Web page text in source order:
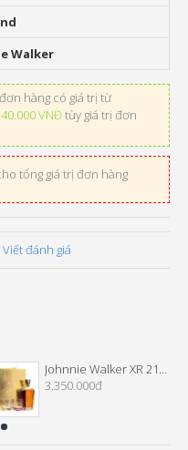
Walker
hàng có giá trị từ
40.000 VNĐtùy giá trị đơn
tổng giá trị đơn hàng
Viết đánh giá
Johnnie Walker XR 21 Năm Hộp Quà Tết 2026
3.350.000đ